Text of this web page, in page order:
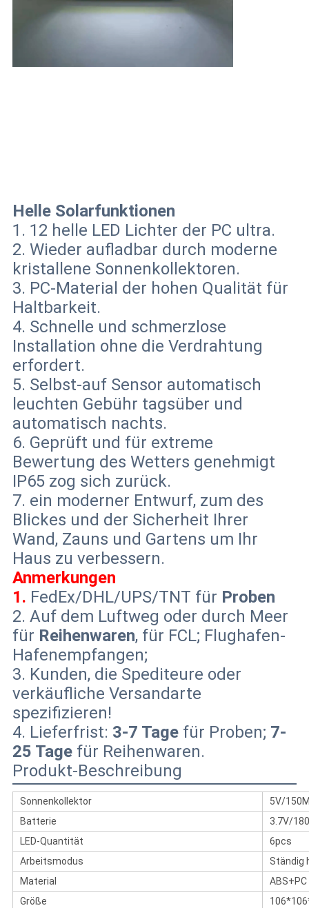
Helle Solarfunktionen
1. 12 helle LED Lichter der PC ultra.
2. Wieder aufladbar durch moderne
kristallene Sonnenkollektoren.
3. PC-Material der hohen Qualität für
Haltbarkeit.
4. Schnelle und schmerzlose
Installation ohne die Verdrahtung
erfordert.
5. Selbst-auf Sensor automatisch
leuchten Gebühr tagsüber und
automatisch nachts.
6. Geprüft und für extreme
Bewertung des Wetters genehmigt
IP65 zog sich zurück.
7. ein moderner Entwurf, zum des
Blickes und der Sicherheit Ihrer
Wand, Zauns und Gartens um Ihr
Haus zu verbessern.
Anmerkungen
1. FedEx/DHL/UPS/TNT für Proben
2. Auf dem Luftweg oder durch Meer
für Reihenwaren, für FCL; Flughafen-
Hafenempfangen;
3. Kunden, die Spediteure oder
verkäufliche Versandarte
spezifizieren!
4. Lieferfrist: 3-7 Tagefür Proben; 7-
25 Tagefür Reihenwaren.
Produkt-Beschreibung
Sonnenkollektor
5V/
Batterie
3.7V/
LED-Quantität
6pcs
Arbeitsmodus
Ständig
Material
ABS+PC
Größe